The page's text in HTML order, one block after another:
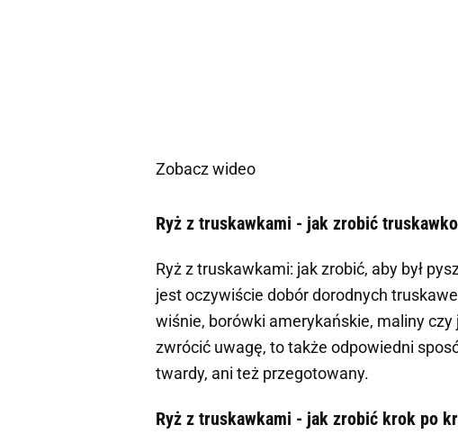
Zobacz wideo
Ryż z truskawkami - jak zrobić
Ryż z truskawkami: jak zrobić, aby był
jest oczywiście dobór dorodnych
wiśnie, borówki amerykańskie, maliny
zwrócić uwagę, to także odpowiedni
twardy, ani też przegotowany.
Ryż z truskawkami - jak zrobić krok po